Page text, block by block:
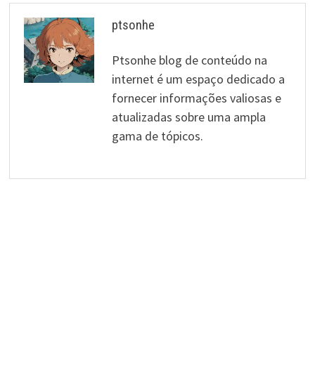
ptsonhe
Ptsonhe blog de conteúdo na
internet é um espaço dedicado a
fornecer informações valiosas e
atualizadas sobre uma ampla
gama de tópicos.